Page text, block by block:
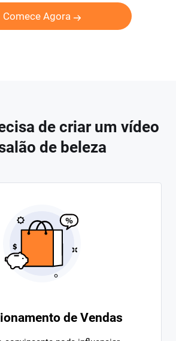
Comece Agora
de criar um vídeo
de beleza
de Vendas